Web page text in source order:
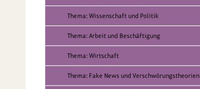
Thema: Wissenschaft und Politik
Thema: Arbeit und Beschäftigung
Thema: Wirtschaft
Thema: Fake News und Verschwörungstheorien